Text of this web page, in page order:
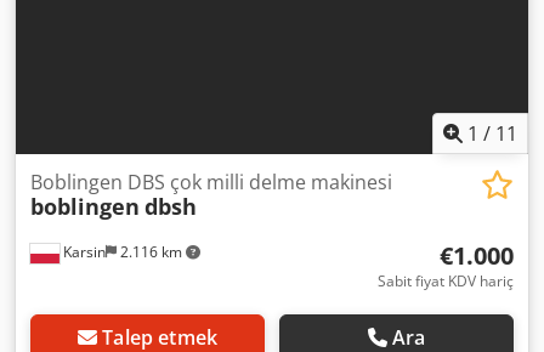
1 / 11
Karsin 2.116 km
Boblingen DBS çok milli delme makinesi
boblingen dbsh
€1.000
Sabit fiyat KDV hariç
Talep etmek Ara